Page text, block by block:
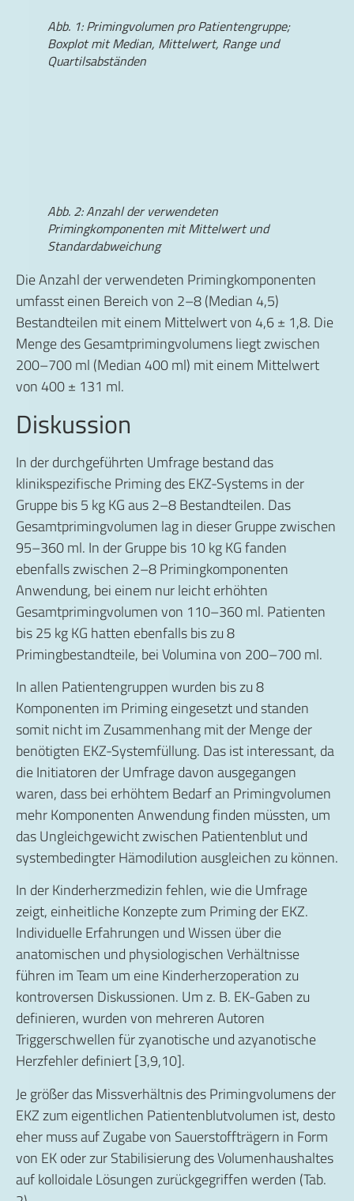
Abb. 1: Primingvolumen pro Patientengruppe;
Boxplot mit Median, Mittelwert, Range und
Quartilsabständen
Abb. 2: Anzahl der verwendeten
Primingkomponenten mit Mittelwert und
Standardabweichung
Die Anzahl der verwendeten Primingkomponenten
umfasst einen Bereich von 2–8 (Median 4,5)
Bestandteilen mit einem Mittelwert von 4,6 ± 1,8. Die
Menge des Gesamtprimingvolumens liegt zwischen
200–700 ml (Median 400 ml) mit einem Mittelwert
von 400 ± 131 ml.
Diskussion
In der durchgeführten Umfrage bestand das
klinikspezifische Priming des EKZ-Systems in der
Gruppe bis 5 kg KG aus 2–8 Bestandteilen. Das
Gesamtprimingvolumen lag in dieser Gruppe zwischen
95–360 ml. In der Gruppe bis 10 kg KG fanden
ebenfalls zwischen 2–8 Primingkomponenten
Anwendung, bei einem nur leicht erhöhten
Gesamtprimingvolumen von 110–360 ml. Patienten
bis 25 kg KG hatten ebenfalls bis zu 8
Primingbestandteile, bei Volumina von 200–700 ml.
In allen Patientengruppen wurden bis zu 8
Komponenten im Priming eingesetzt und standen
somit nicht im Zusammenhang mit der Menge der
benötigten EKZ-Systemfüllung. Das ist interessant, da
die Initiatoren der Umfrage davon ausgegangen
waren, dass bei erhöhtem Bedarf an Primingvolumen
mehr Komponenten Anwendung finden müssten, um
das Ungleichgewicht zwischen Patientenblut und
systembedingter Hämodilution ausgleichen zu können.
In der Kinderherzmedizin fehlen, wie die Umfrage
zeigt, einheitliche Konzepte zum Priming der EKZ.
Individuelle Erfahrungen und Wissen über die
anatomischen und physiologischen Verhältnisse
führen im Team um eine Kinderherzoperation zu
kontroversen Diskussionen. Um z. B. EK-Gaben zu
definieren, wurden von mehreren Autoren
Triggerschwellen für zyanotische und azyanotische
Herzfehler definiert [3,9,10].
Je größer das Missverhältnis des Primingvolumens der
EKZ zum eigentlichen Patientenblutvolumen ist, desto
eher muss auf Zugabe von Sauerstoffträgern in Form
von EK oder zur Stabilisierung des Volumenhaushaltes
auf kolloidale Lösungen zurückgegriffen werden (Tab.